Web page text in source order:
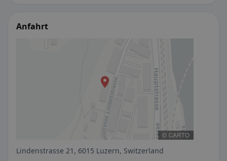
Anfahrt
Lindenstrasse 21, 6015 Luzern, Switzerland